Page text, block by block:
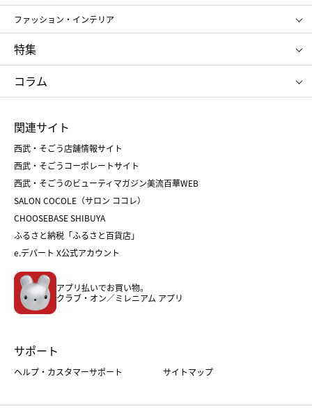
お中元
お歳暮
ポール&ジョー ボーテ
ジルスチュアート
NARS
RMK
クリニーク
SK-Ⅱ
アンリ・シャルパンティエ
ゴディバ
新宿高野
たねや
ねんりん家
ファッション・インテリア
ポロ ラルフ ローレン
タケオ キクチ
ママ＆キッズ
シュタイフ
特集
お中元
ひな人形
五月人形
父の日
クリスマスケーキ
ホワイトデー
コラム
菓子折り
和菓子
人気のギフト
バレンタイン
ホワイトデー
おせち
フード
ホーム・キッチン＆アート
関連サイト
西武・そごう店舗情報サイト
西武・そごうコーポレートサイト
西武・そごうのビューティマガジン美流百華WEB
SALON COCOLE（サロン ココレ）
CHOOSEBASE SHIBUYA
ふるさと納税「ふるさと百貨店」
e.デパート X公式アカウント
アプリ払いでお買い物。
クラブ・オン／ミレニアム アプリ
サポート
ヘルプ・カスタマーサポート サイトマップ